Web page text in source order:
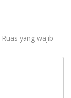
Ruas yang wajib